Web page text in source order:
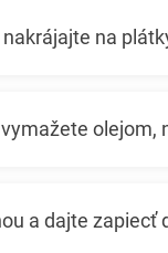
na
olejom,
a dajte zapiecť